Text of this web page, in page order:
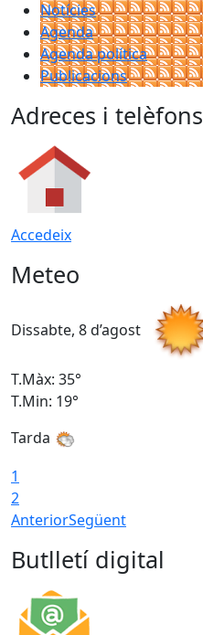
Notícies
Agenda
Agenda política
Publicacions
Adreces i telèfons
Accedeix
Meteo
Dissabte, 8 d’agost
T.Màx: 35°
T.Min: 19°
Tarda
1
2
AnteriorSegüent
Butlletí digital